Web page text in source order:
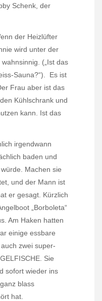
Schenk, der
der Heizlüfter
wird unter der
(„Ist das
Sauna?“).
Es ist
Frau aber ist das
Kühlschrank und
kann. Ist das
irgendwann
baden und
Machen sie
und der Mann ist
er gesagt. Kürzlich
„Borboleta“
Am Haken hatten
einige essbare
zwei super-
Sie
sofort wieder ins
blass
hat.